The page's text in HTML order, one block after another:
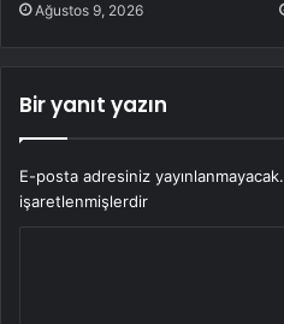
Ağustos 9, 2026
Bir yanıt yazın
E-posta adresiniz yayınlanmayacak.
işaretlenmişlerdir